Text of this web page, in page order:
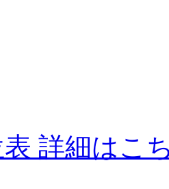
表 詳細はこ